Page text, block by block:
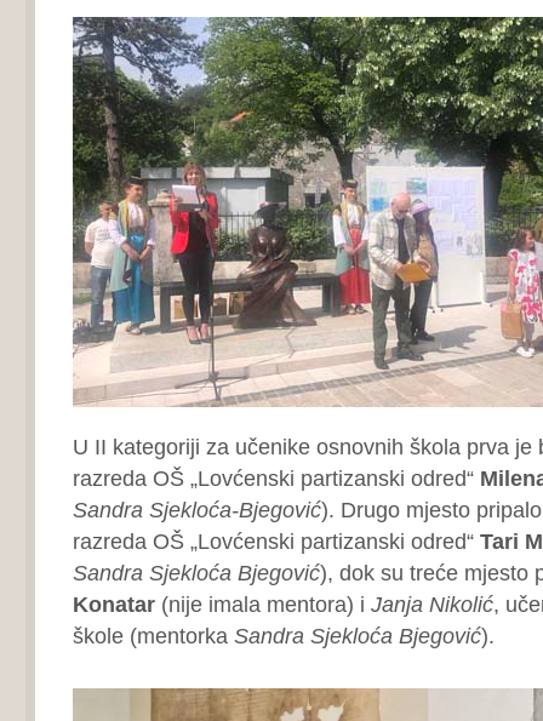
U II kategoriji za učenike osnovnih škola prva je
razreda OŠ „Lovćenski partizanski odred“
Sandra Sjekloća-Bjegović). Drugo mjesto
razreda OŠ „Lovćenski partizanski odred“ Tari
Sandra Sjekloća Bjegović), dok su treće mjesto
Konatar(nije imala mentora) i Janja Nikolić,
škole (mentorka Sandra Sjekloća Bjegović).